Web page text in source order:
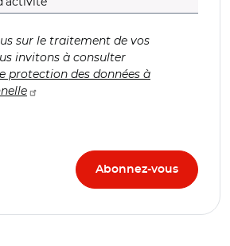
sur le traitement de vos
invitons à consulter
protection des données à